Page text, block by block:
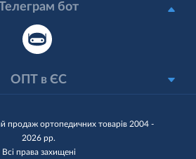
продаж ортопедичних товарів 2004 -
2026 рр.
Всі права захищені
бот
ОПТ в ЄС